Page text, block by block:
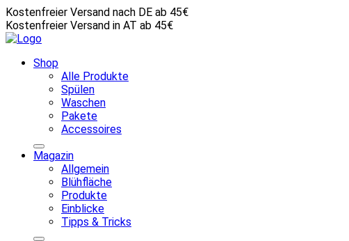
Kostenfreier Versand nach DE ab 45€
Kostenfreier Versand in AT ab 45€
Shop
Alle Produkte
Spülen
Waschen
Pakete
Accessoires
Magazin
Allgemein
Blühfläche
Produkte
Einblicke
Tipps & Tricks